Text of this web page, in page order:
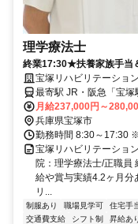
理学療法士
終業17:30★扶養家族手当
り☆年間休日113日◎【宝
学療法士、常勤】
宝塚リハビリテーショ
最寄駅 JR・阪急「宝
月給237,000円～
兵庫県宝塚市
勤務時間 8:30～17:30
宝塚リハビリテーショ
院：理学療法士/正職
給や賞与実績4.2ヶ月
リ...
制服あり 職場見学可 住宅手
交通費支給
シフト制 昇給あ